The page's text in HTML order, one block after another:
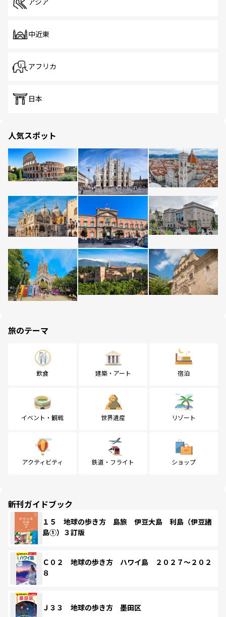
アジア
中近東
アフリカ
日本
人気スポット
旅のテーマ
飲食 建築・アート 宿泊
イベント・観戦 世界遺産 リゾート
アクティビティ 鉄道・フライト ショップ
新刊ガイドブック
１５ 地球の歩き方 島旅 伊豆大島 利島（伊豆諸
島①）３訂版
Ｃ０２ 地球の歩き方 ハワイ島 ２０２７～２０２
８
Ｊ３３ 地球の歩き方 墨田区